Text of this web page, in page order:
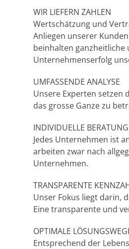
WIR LIEFERN ZAHLEN
Wertschätzung und
Anliegen unserer
beinhalten ganzheitliche
Unternehmenserfolg
UMFASSENDE ANALYSE
Unsere Experten setzen
das grosse Ganze zu
INDIVIDUELLE BERATUNG
Jedes Unternehmen ist
arbeiten zwar nach
Unternehmen.
TRANSPARENTE
Unser Fokus liegt darin,
Eine transparente und
OPTIMALE
Entsprechend der